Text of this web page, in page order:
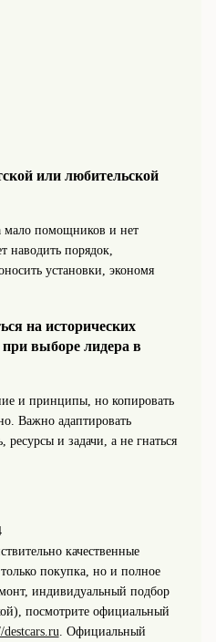
или любительской
мало помощников и нет
наводить порядок,
установки, экономя
на исторических
выборе лидера в
и принципы, но копировать
Важно адаптировать
и задачи, а не гнаться
качественные
покупка, но и полное
индивидуальный подбор
посмотрите официальный
destcars.ru . Официальный